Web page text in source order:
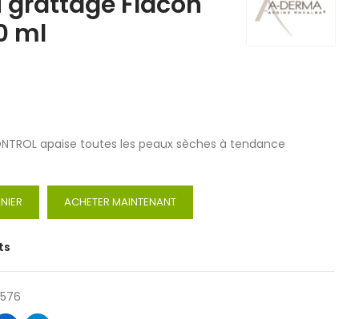
ml
apaise toutes les peaux sèches à tendance
ACHETER MAINTENANT